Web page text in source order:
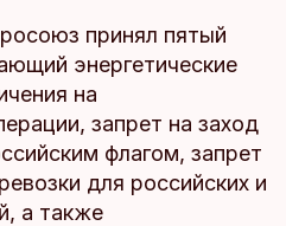
принял пятый
энергетические
на
запрет на заход
флагом, запрет
для российских и
а также